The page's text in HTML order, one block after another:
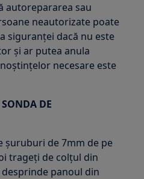
autorepararea sau
neautorizate poate
siguranței dacă nu este
și ar putea anula
necesare este
DE
șuruburi de 7mm de pe
trageți de colțul din
panoul din